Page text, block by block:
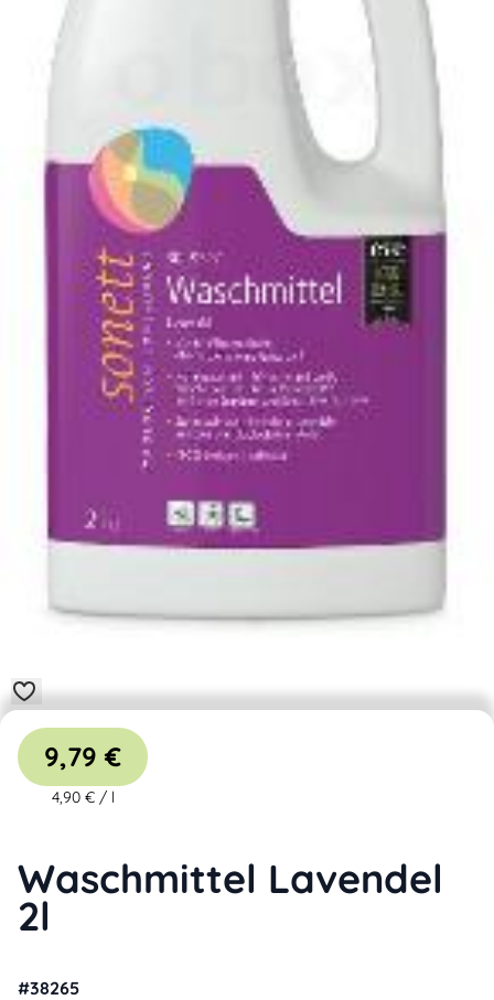
Waschmittel Lavendel
2l
#38265
9,79 €
4,90 €/ l